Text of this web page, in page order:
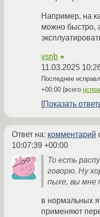
Например, на
можно быстро,
vsnb ★
11.03.2025
Последнее
+00:00 (всего
Показать
Ответ на: комментарий
10:07:39 +00:00
То есть
говорю. Ну
пыхе, вы мне
в нормальных
применяют